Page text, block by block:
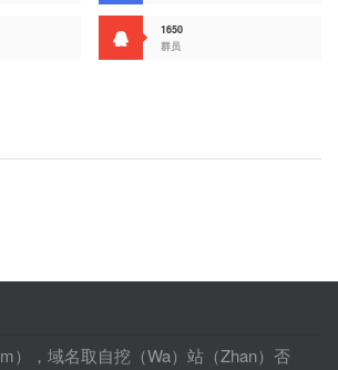
1650
群员
），域名取自挖（Wa）站（Zhan）否